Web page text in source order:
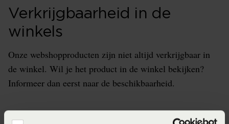
Verkrijgbaarheid in de
winkels
Onze webshopproducten zijn niet altijd verkrijgbaar in
de winkel. Wil je het product in de winkel bekijken?
Informeer dan eerst naar de beschikbaarheid.